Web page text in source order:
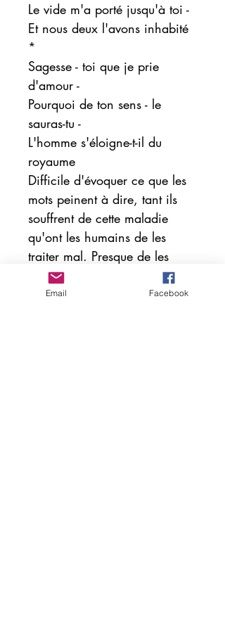
Le vide m'a porté jusqu'à toi -
Et nous deux l'avons inhabité
*
Sagesse - toi que je prie
d'amour -
Pourquoi de ton sens - le
sauras-tu -
L'homme s'éloigne-t-il du
royaume
Difficile d'évoquer ce que les
mots peinent à dire, tant ils
souffrent de cette maladie
qu'ont les humains de les
traiter mal. Presque de les
ridiculiser, tant leur sens, leur
sens premier, en est si souvent
Email Facebook